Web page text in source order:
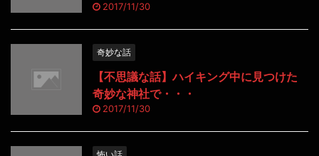
2017/11/30
奇妙な話
【不思議な話】ハイキング中に見つけた
奇妙な神社で・・・
2017/11/30